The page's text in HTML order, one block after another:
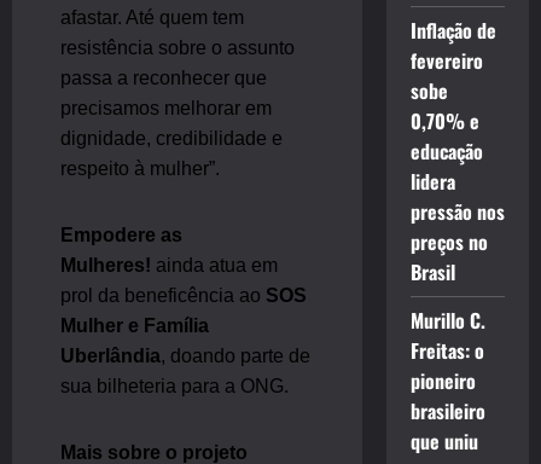
afastar. Até quem tem
resistência sobre o assunto
passa a reconhecer que
precisamos melhorar em
dignidade, credibilidade e
respeito à mulher”.
Empodere as
Mulheres! ainda atua em
prol da beneficência ao SOS
Mulher e Família
Uberlândia, doando parte de
sua bilheteria para a ONG.
Mais sobre o projeto
Inflação de
fevereiro
sobe
0,70% e
educação
lidera
pressão nos
preços no
Brasil
Murillo C.
Freitas: o
pioneiro
brasileiro
que uniu